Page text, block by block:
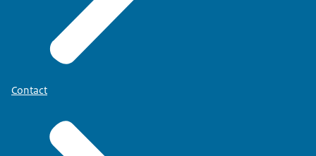
Contact